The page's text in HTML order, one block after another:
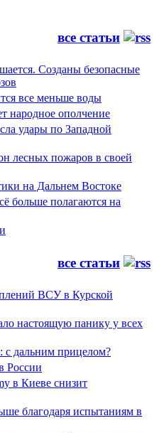
все статьи
Созданы безопасные
все меньше воды
народное ополчение
удары по Западной
лесных пожаров в своей
на Дальнем Востоке
больше полагаются на
все статьи
ВСУ в Курской
настоящую панику у всех
дальним прицелом?
России
в Киеве снизит
благодаря испытаниям в